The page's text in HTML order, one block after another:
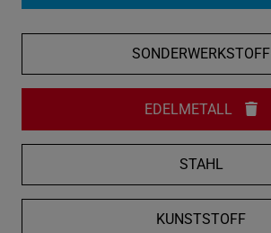
SONDERWERKSTOFF
EDELMETALL
STAHL
KUNSTSTOFF